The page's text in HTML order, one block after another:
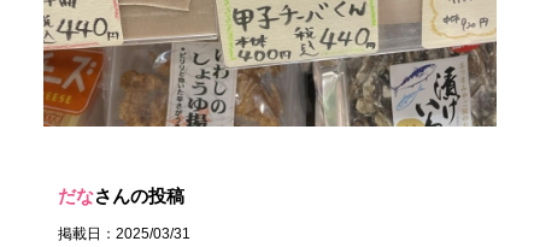
だなさんの投稿
掲載日：2025/03/31